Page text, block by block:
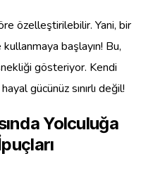
özelleştirilebilir. Yani, bir
başlayın! Bu,
gösteriyor. Kendi
gücünüz sınırlı değil!
Yolculuğa